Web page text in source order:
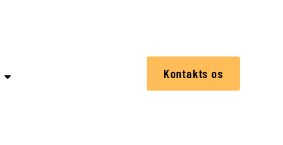
Kontakts os